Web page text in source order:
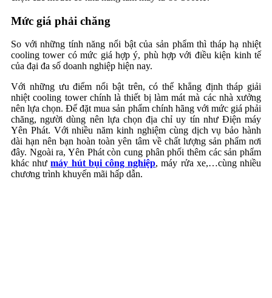
Mức giá phải chăng
So với những tính năng nổi bật của sản phẩm thì tháp hạ nhiệt
cooling tower có mức giá hợp ý, phù hợp với điều kiện kinh tế
của đại đa số doanh nghiệp hiện nay.
Với những ưu điểm nổi bật trên, có thể khẳng định tháp giải
nhiệt cooling tower chính là thiết bị làm mát mà các nhà xưởng
nên lựa chọn. Để đặt mua sản phẩm chính hãng với mức giá phải
chăng, người dùng nên lựa chọn địa chỉ uy tín như Điện máy
Yên Phát. Với nhiều năm kinh nghiệm cùng dịch vụ bảo hành
dài hạn nên bạn hoàn toàn yên tâm về chất lượng sản phẩm nơi
đây. Ngoài ra, Yên Phát còn cung phân phối thêm các sản phẩm
khác nhưmáy hút bụi công nghiệp, máy rửa xe,…cùng nhiều
chương trình khuyến mãi hấp dẫn.